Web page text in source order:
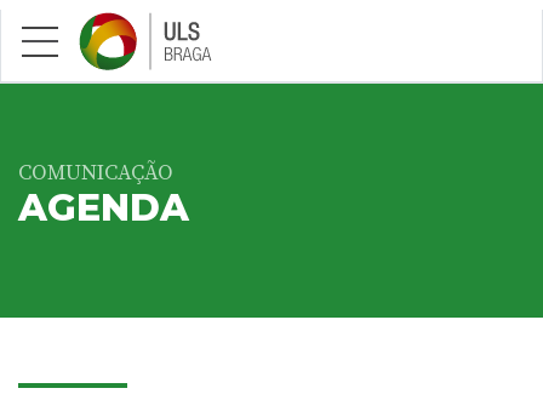
Saltar para conteúdo principal
COMUNICAÇÃO
AGENDA